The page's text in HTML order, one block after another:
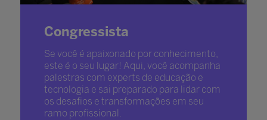
Congressista
Se você é apaixonado por conhecimento,
este é o seu lugar! Aqui, você acompanha
palestras com experts de educação e
tecnologia e sai preparado para lidar com
os desafios e transformações em seu
ramo profissional.